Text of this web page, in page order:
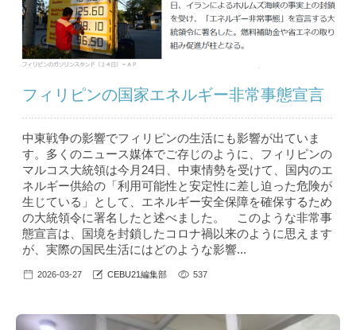
フィリピンの国家エネルギー非常事態宣言
中東戦争の影響でフィリピンの生活にも影響が出ていま
す。多くのニュース媒体でご存じのように、フィリピンの
マルコス大統領は今月24日、中東情勢を受けて、国内のエ
ネルギー供給の「利用可能性と安定性に差し迫った危険が
生じている」として、エネルギー安全保障を確保するため
の大統領令に署名したと述べました。 このような非常事
態宣言は、国境を封鎖したコロナ禍以来のように思えます
が、実際の国民生活にはどのような影響...
2026-03-27 CEBU21編集部 537